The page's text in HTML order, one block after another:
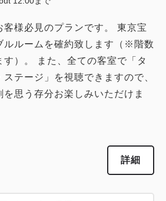
客様必見のプランです。 東京宝
ルルームを確約致します（※階数
）。 また、全ての客室で「タ
テージ」を視聴できますので、
を思う存分お楽しみいただけま
詳細